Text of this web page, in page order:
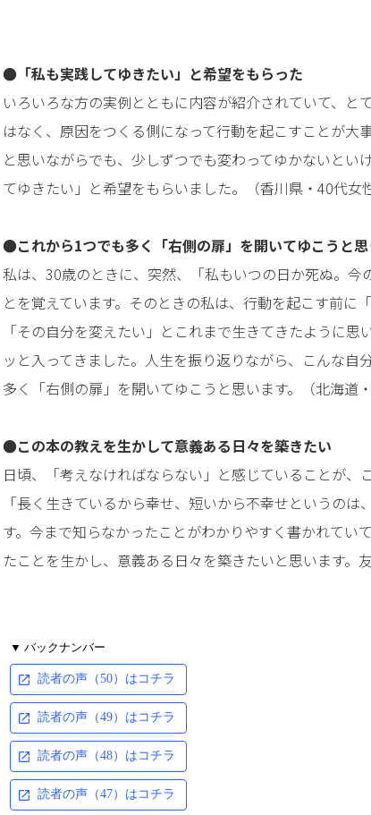
●「私も実践してゆきたい」と希望をもらった
いろいろな方の実例とともに内容が紹介されていて、と
はなく、原因をつくる側になって行動を起こすことが大
と思いながらでも、少しずつでも変わってゆかないとい
てゆきたい」と希望をもらいました。（香川県・40代女性
●これから1つでも多く「右側の扉」を開いてゆこうと
私は、30歳のときに、突然、「私もいつの日か死ぬ。
とを覚えています。そのときの私は、行動を起こす前に
「その自分を変えたい」とこれまで生きてきたように
ッと入ってきました。人生を振り返りながら、こんな
多く「右側の扉」を開いてゆこうと思います。（北海道・
●この本の教えを生かして意義ある日々を築きたい
日頃、「考えなければならない」と感じていることが、
「長く生きているから幸せ、短いから不幸せというの
す。今まで知らなかったことがわかりやすく書かれてい
たことを生かし、意義ある日々を築きたいと思います。